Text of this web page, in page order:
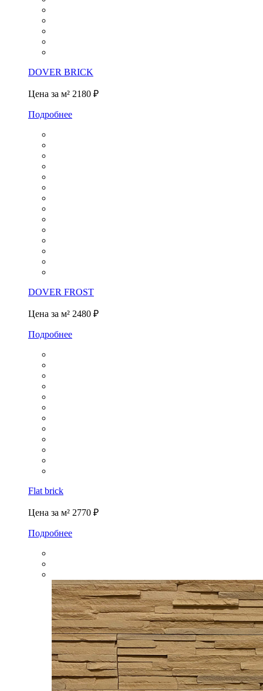
DOVER BRICK
Цена за м² 2180 ₽
Подробнее
DOVER FROST
Цена за м² 2480 ₽
Подробнее
Flat brick
Цена за м² 2770 ₽
Подробнее